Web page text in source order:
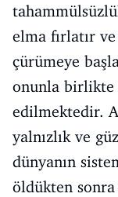
elma fırlatır
çürümeye
onunla birlikte
edilmektedir.
yalnızlık ve
dünyanın
öldükten sonra